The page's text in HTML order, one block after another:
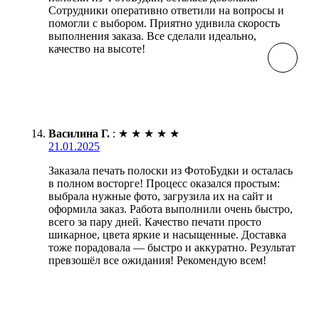
Сотрудники оперативно ответили на вопросы и
помогли с выбором. Приятно удивила скорость
выполнения заказа. Все сделали идеально,
качество на высоте!
Василина Г. : ★ ★ ★ ★ ★
21.01.2025
Заказала печать полоски из ФотоБудки и осталась
в полном восторге! Процесс оказался простым:
выбрала нужные фото, загрузила их на сайт и
оформила заказ. Работа выполнили очень быстро,
всего за пару дней. Качество печати просто
шикарное, цвета яркие и насыщенные. Доставка
тоже порадовала — быстро и аккуратно. Результат
превзошёл все ожидания! Рекомендую всем!